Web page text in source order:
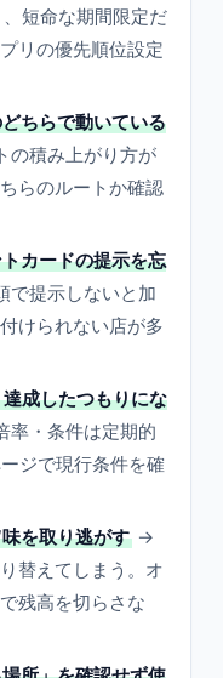
短命な期間限定だ
リの優先順位設定
ちらで動いている
の積み上がり方が
らのルートか確認
カードの提示を忘
で提示しないと加
けられない店が多
成したつもりにな
率・条件は定期的
ジで現行条件を確
を取り逃がす →
替えてしまう。オ
残高を切らさな